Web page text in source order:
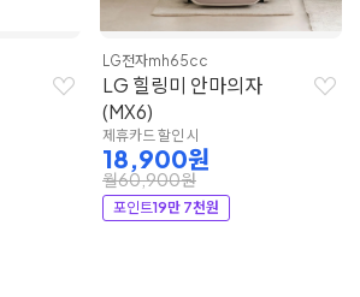
LG전자mh65cc
LG 힐링미 안마의자
(MX6)
제휴카드 할인 시
18,900원
월60,900원
포인트19만 7천원